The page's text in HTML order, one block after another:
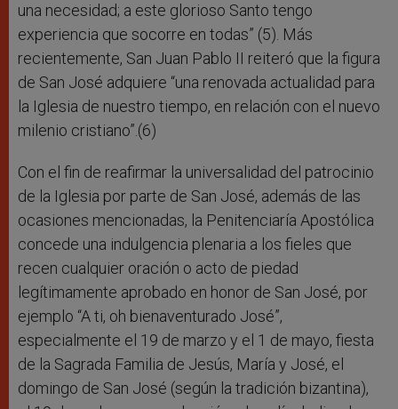
una necesidad; a este glorioso Santo tengo
experiencia que socorre en todas” (5). Más
recientemente, San Juan Pablo II reiteró que la figura
de San José adquiere “una renovada actualidad para
la Iglesia de nuestro tiempo, en relación con el nuevo
milenio cristiano”.(6)
Con el fin de reafirmar la universalidad del patrocinio
de la Iglesia por parte de San José, además de las
ocasiones mencionadas, la Penitenciaría Apostólica
concede una indulgencia plenaria a los fieles que
recen cualquier oración o acto de piedad
legítimamente aprobado en honor de San José, por
ejemplo “A ti, oh bienaventurado José”,
especialmente el 19 de marzo y el 1 de mayo, fiesta
de la Sagrada Familia de Jesús, María y José, el
domingo de San José (según la tradición bizantina),